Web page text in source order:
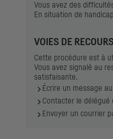
Vous avez des
En situation de
VOIES DE RECOURS
Cette procédure est à
Vous avez signalé au
satisfaisante.
Écrire un message
Contacter le délégué
Envoyer un courrier